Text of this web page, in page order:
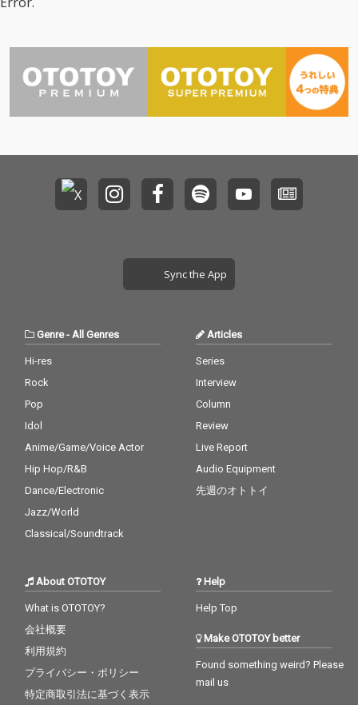
Sync the App
Genre- All Genres
Hi-res
Rock
Pop
Idol
Anime/Game/Voice Actor
Hip Hop/R&B
Dance/Electronic
Jazz/World
Classical/Soundtrack
Articles
Series
Interview
Column
Review
Live Report
Audio Equipment
先週のオトトイ
About OTOTOY
What is OTOTOY?
会社概要
利用規約
プライバシー・ポリシー
特定商取引法に基づく表示
Help
Help Top
Make OTOTOY better
Found something weird? Please
mail us